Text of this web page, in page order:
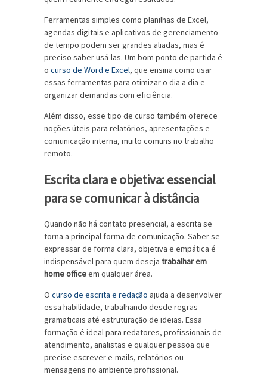
Ferramentas simples como planilhas de Excel,
agendas digitais e aplicativos de gerenciamento
de tempo podem ser grandes aliadas, mas é
preciso saber usá-las. Um bom ponto de partida é
o curso de Word e Excel, que ensina como usar
essas ferramentas para otimizar o dia a dia e
organizar demandas com eficiência.
Além disso, esse tipo de curso também oferece
noções úteis para relatórios, apresentações e
comunicação interna, muito comuns no trabalho
remoto.
Escrita clara e objetiva: essencial
para se comunicar à distância
Quando não há contato presencial, a escrita se
torna a principal forma de comunicação. Saber se
expressar de forma clara, objetiva e empática é
indispensável para quem deseja trabalhar em
home officeem qualquer área.
O curso de escrita e redação ajuda a desenvolver
essa habilidade, trabalhando desde regras
gramaticais até estruturação de ideias. Essa
formação é ideal para redatores, profissionais de
atendimento, analistas e qualquer pessoa que
precise escrever e-mails, relatórios ou
mensagens no ambiente profissional.